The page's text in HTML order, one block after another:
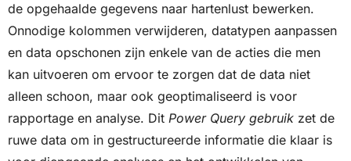
de opgehaalde gegevens naar hartenlust bewerken.
Onnodige kolommen verwijderen, datatypen aanpassen
en data opschonen zijn enkele van de acties die men
kan uitvoeren om ervoor te zorgen dat de data niet
alleen schoon, maar ook geoptimaliseerd is voor
rapportage en analyse. Dit Power Query gebruik zet de
ruwe data om in gestructureerde informatie die klaar is